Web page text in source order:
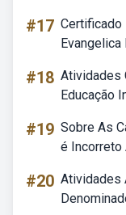
#17 Certificado
#18 Atividades
Educação
#19 Sobre As
é Incorreto
#20 Atividades